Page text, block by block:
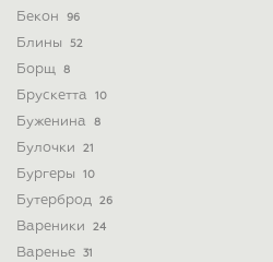
Бекон 96
Блины 52
Борщ 8
Брускетта 10
Буженина 8
Булочки 21
Бургеры 10
Бутерброд 26
Вареники 24
Варенье 31